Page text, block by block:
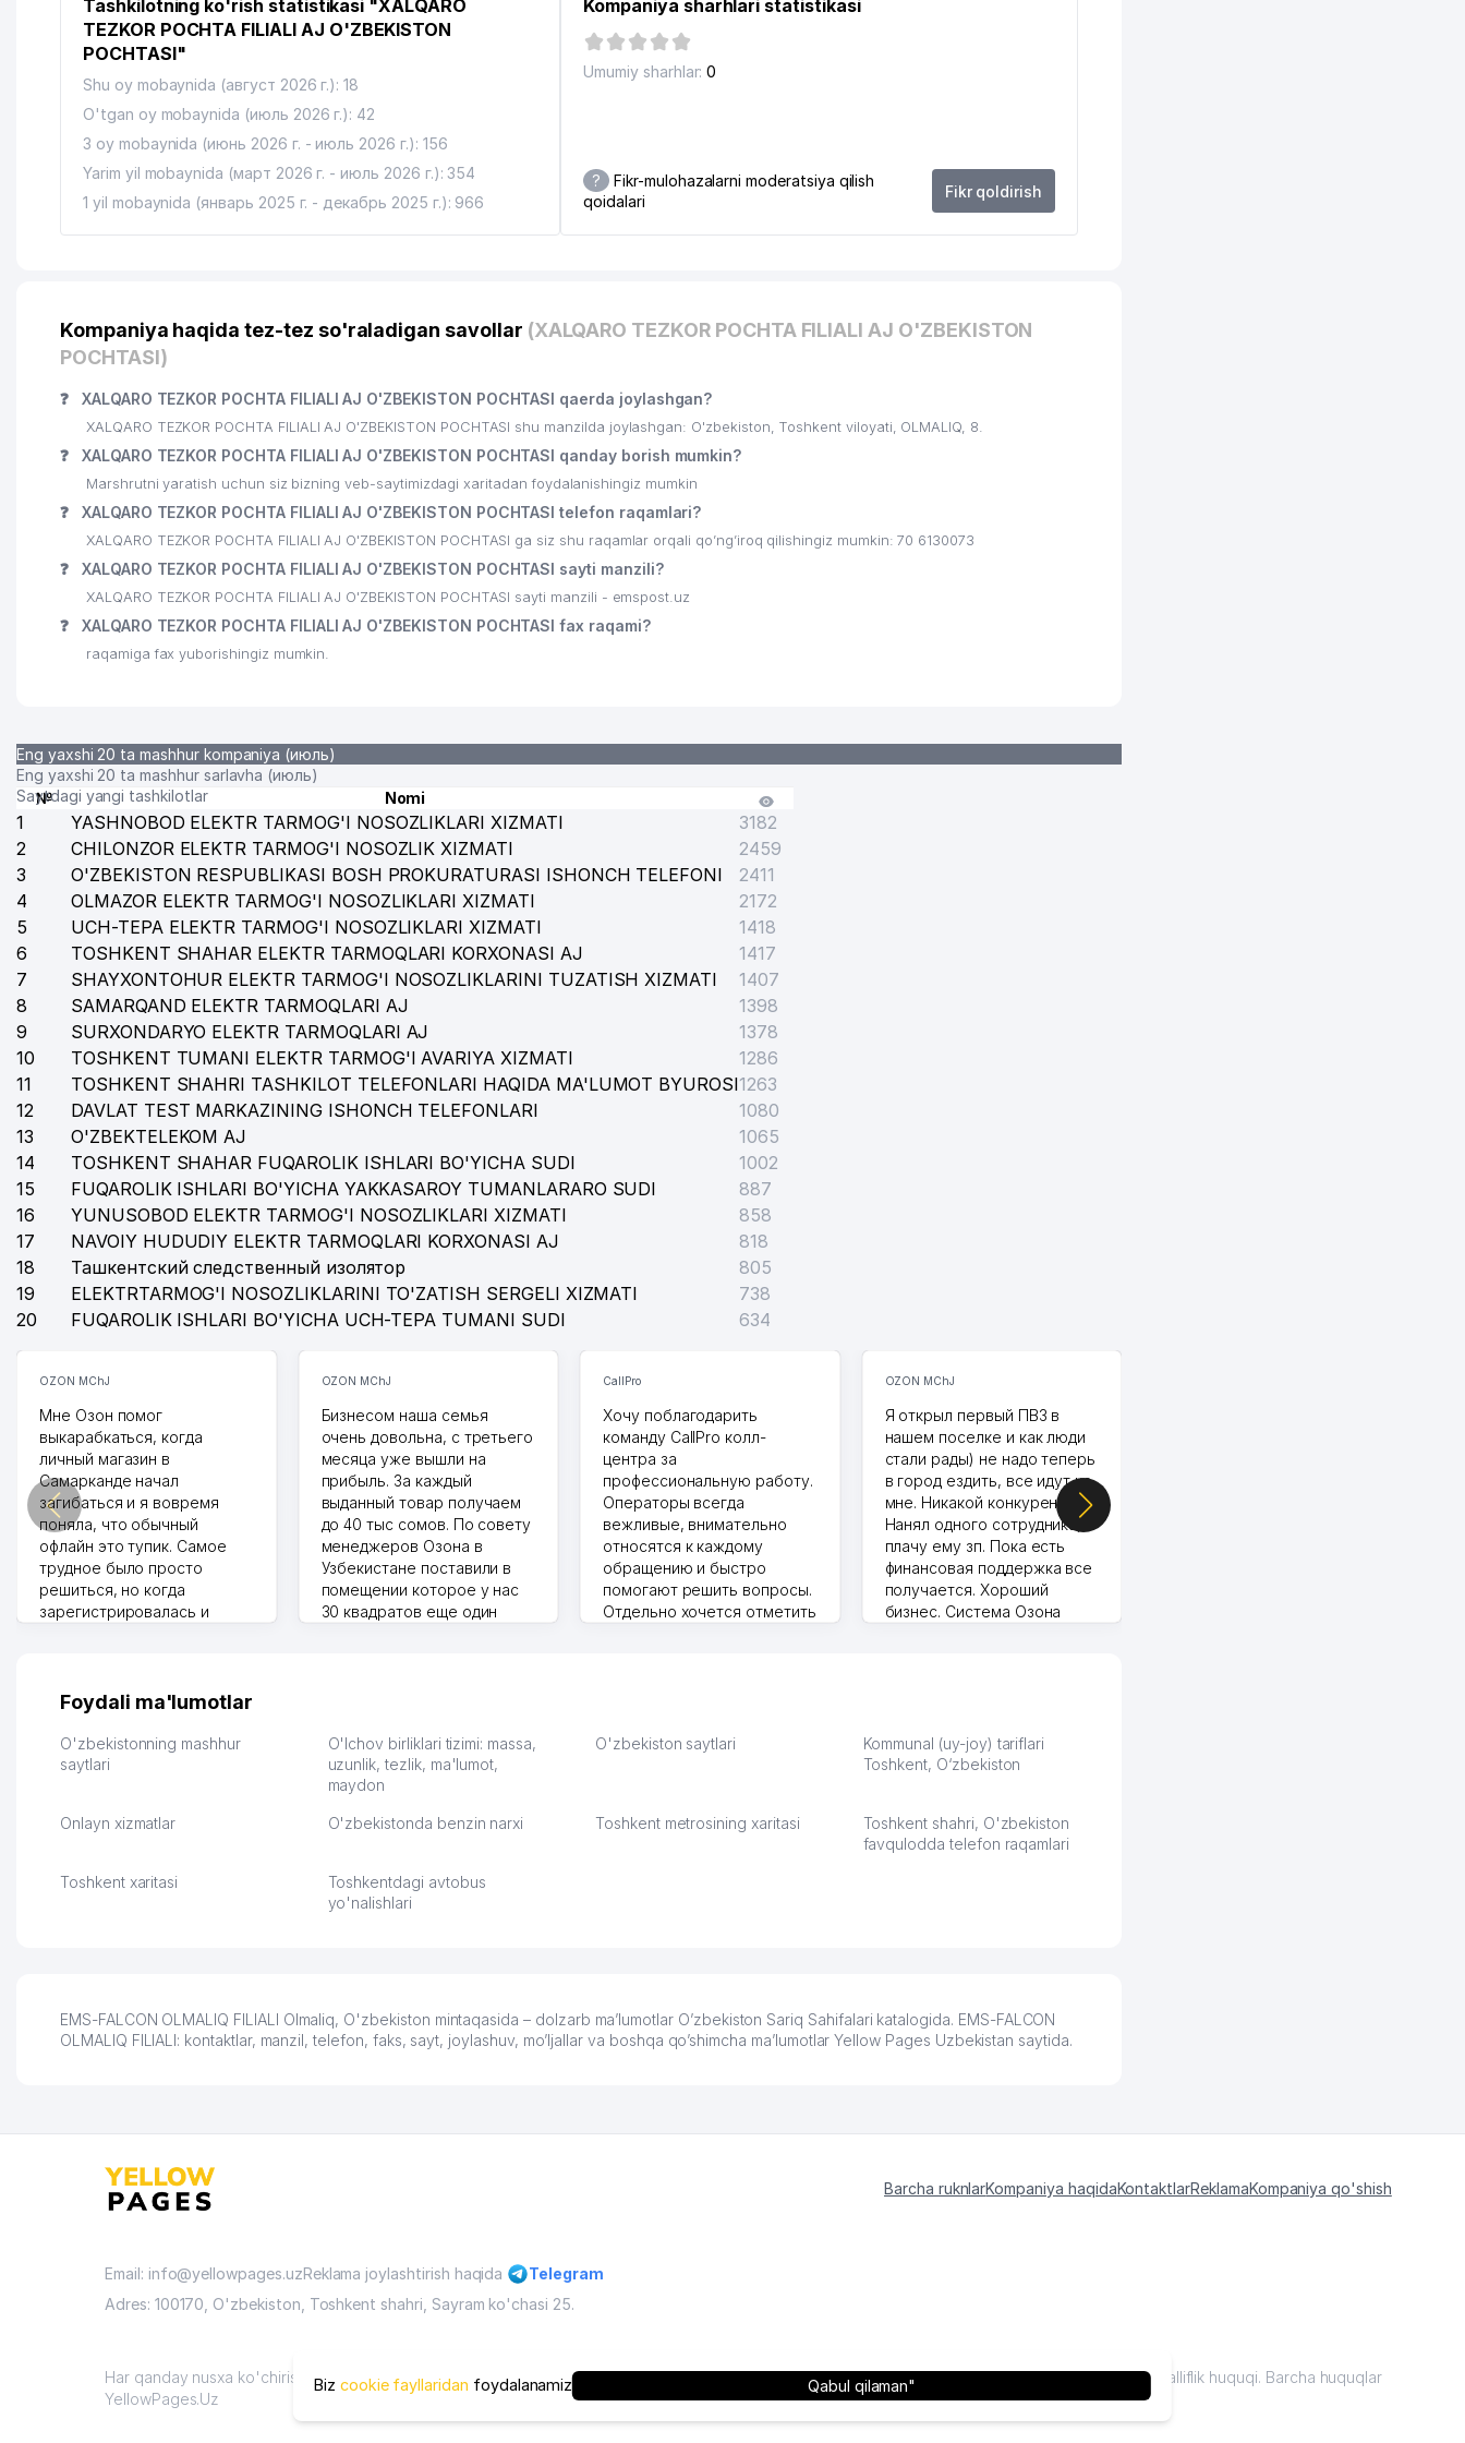
Tashkilotning ko'rish statistikasi "XALQARO
TEZKOR POCHTA FILIALI AJ O'ZBEKISTON
POCHTASI"
Shu oy mobaynida (август 2026 г.): 18
O'tgan oy mobaynida (июль 2026 г.): 42
3 oy mobaynida (июнь 2026 г. - июль 2026 г.): 156
Yarim yil mobaynida (март 2026 г. - июль 2026 г.): 354
1 yil mobaynida (январь 2025 г. - декабрь 2025 г.): 966
Kompaniya sharhlari statistikasi
Umumiy sharhlar: 0
?
Fikr-mulohazalarni moderatsiya qilish
qoidalari
Fikr qoldirish
Kompaniya haqida tez-tez so'raladigan savollar (XALQARO TEZKOR POCHTA FILIALI AJ O'ZBEKISTON
POCHTASI)
❓ XALQARO TEZKOR POCHTA FILIALI AJ O'ZBEKISTON POCHTASI qaerda joylashgan?
XALQARO TEZKOR POCHTA FILIALI AJ O'ZBEKISTON POCHTASI shu manzilda joylashgan: O'zbekiston, Toshkent viloyati, OLMALIQ, 8.
❓ XALQARO TEZKOR POCHTA FILIALI AJ O'ZBEKISTON POCHTASI qanday borish mumkin?
Marshrutni yaratish uchun siz bizning veb-saytimizdagi xaritadan foydalanishingiz mumkin
❓ XALQARO TEZKOR POCHTA FILIALI AJ O'ZBEKISTON POCHTASI telefon raqamlari?
XALQARO TEZKOR POCHTA FILIALI AJ O'ZBEKISTON POCHTASI ga siz shu raqamlar orqali qo’ng’iroq qilishingiz mumkin: 70 6130073
❓ XALQARO TEZKOR POCHTA FILIALI AJ O'ZBEKISTON POCHTASI sayti manzili?
XALQARO TEZKOR POCHTA FILIALI AJ O'ZBEKISTON POCHTASI sayti manzili - emspost.uz
❓ XALQARO TEZKOR POCHTA FILIALI AJ O'ZBEKISTON POCHTASI fax raqami?
raqamiga fax yuborishingiz mumkin.
Eng yaxshi 20 ta mashhur kompaniya (июль)
Eng yaxshi 20 ta mashhur sarlavha (июль)
Saytdagi yangi tashkilotlar
№ Nomi
1 YASHNOBOD ELEKTR TARMOG'I NOSOZLIKLARI XIZMATI
3182
2
CHILONZOR ELEKTR TARMOG'I NOSOZLIK XIZMATI
2459
3
O'ZBEKISTON RESPUBLIKASI BOSH PROKURATURASI ISHONCH TELEFONI
2411
4
OLMAZOR ELEKTR TARMOG'I NOSOZLIKLARI XIZMATI
2172
5
UCH-TEPA ELEKTR TARMOG'I NOSOZLIKLARI XIZMATI
1418
6
TOSHKENT SHAHAR ELEKTR TARMOQLARI KORXONASI AJ
1417
7
SHAYXONTOHUR ELEKTR TARMOG'I NOSOZLIKLARINI TUZATISH XIZMATI
1407
8
SAMARQAND ELEKTR TARMOQLARI AJ
1398
9
SURXONDARYO ELEKTR TARMOQLARI AJ
1378
10
TOSHKENT TUMANI ELEKTR TARMOG'I AVARIYA XIZMATI
1286
11
TOSHKENT SHAHRI TASHKILOT TELEFONLARI HAQIDA MA'LUMOT BYUROSI1263
12
DAVLAT TEST MARKAZINING ISHONCH TELEFONLARI
1080
13
O'ZBEKTELEKOM AJ
1065
14
TOSHKENT SHAHAR FUQAROLIK ISHLARI BO'YICHA SUDI
1002
15
FUQAROLIK ISHLARI BO'YICHA YAKKASAROY TUMANLARARO SUDI
887
16
YUNUSOBOD ELEKTR TARMOG'I NOSOZLIKLARI XIZMATI
858
17
NAVOIY HUDUDIY ELEKTR TARMOQLARI KORXONASI AJ
818
18
Ташкентский следственный изолятор
805
19
ELEKTRTARMOG'I NOSOZLIKLARINI TO'ZATISH SERGELI XIZMATI
738
20
FUQAROLIK ISHLARI BO'YICHA UCH-TEPA TUMANI SUDI 634
OZON MChJ
Мне Озон помог
выкарабкаться, когда
личный магазин в
Самарканде начал
загибаться и я вовремя
поняла, что обычный
офлайн это тупик. Самое
трудное было просто
решиться, но когда
зарегистрировалась и
на себя доставку до
хранение бесплатное
первый год, хорошая
результаты. В последнее
много заказывают, а
OZON MChJ
Бизнесом наша семья
очень довольна, с третьего
месяца уже вышли на
прибыль. За каждый
выданный товар получаем
до 40 тыс сомов. По совету
менеджеров Озона в
Узбекистане поставили в
помещении которое у нас
30 квадратов еще один
мышки и вообще все что
людям часто надо
Камат 31.07.2026 17:50:36
CallPro
Хочу поблагодарить
команду CallPro колл-
центра за
профессиональную работу.
Операторы всегда
вежливые, внимательно
относятся к каждому
обращению и быстро
помогают решить вопросы.
Отдельно хочется отметить
обслуживания клиентов.
Vip Brand 31.07.2026 11:43:39
OZON MChJ
Я открыл первый ПВЗ в
нашем поселке и как люди
стали рады) не надо теперь
в город ездить, все идут ко
мне. Никакой конкуренции.
Нанял одного сотрудника,
плачу ему зп. Пока есть
финансовая поддержка все
получается. Хороший
бизнес. Система Озона
тут у нас уже есть ПВЗ.
Выгодное дело и
Foydali ma'lumotlar
O'zbekistonning mashhur
saytlari
O'lchov birliklari tizimi: massa,
uzunlik, tezlik, ma'lumot,
maydon
O'zbekiston saytlari
Kommunal (uy-joy) tariflari
Toshkent, O‘zbekiston
Onlayn xizmatlar O'zbekistonda benzin narxi Toshkent metrosining xaritasi
Toshkent shahri, O'zbekiston
favqulodda telefon raqamlari
Toshkent xaritasi
Toshkentdagi avtobus
yo'nalishlari
EMS-FALCON OLMALIQ FILIALI Olmaliq, O'zbekiston mintaqasida – dolzarb ma’lumotlar O’zbekiston Sariq Sahifalari katalogida. EMS-FALCON
OLMALIQ FILIALI: kontaktlar, manzil, telefon, faks, sayt, joylashuv, mo’ljallar va boshqa qo’shimcha ma’lumotlar Yellow Pages Uzbekistan saytida.
Barcha ruknlarKompaniya haqidaKontaktlarReklamaKompaniya qo'shish
Email: info@yellowpages.uzReklama joylashtirish haqida
Telegram
Adres: 100170, O'zbekiston, Toshkent shahri, Sayram ko'chasi 25.
Har qanday nusxa ko'chirish materiallari faqat sayt ma'muriyatining ruxsati bilan mumkin
YellowPages.Uz
O'zbekiston, 2009 - 2026 / O'zbekiston "sariq sahifalar"mualliflik huquqi. Barcha huquqlar
himoyalangan.
Biz cookie fayllaridan foydalanamiz Qabul qilaman"